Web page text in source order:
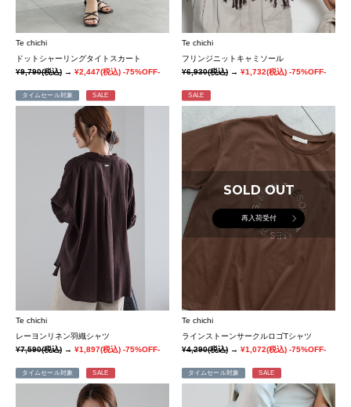
Te chichi
ドットシャーリングタイトスカート
¥9,790(税込) → ¥2,447(税込) -75%OFF-
Te chichi
フリンジニットキャミソール
¥6,930(税込)→¥1,732(税込) -75%OFF-
タイムセール対象 SALE
Te chichi
レーヨンリネン羽織シャツ
¥7,590(税込) → ¥1,897(税込) -75%OFF-
SALE
SOLD OUT
再入荷受付
Te chichi
ラインストーンサークルロゴTシャツ
¥4,290(税込)→¥1,072(税込) -75%OFF-
タイムセール対象 SALE タイムセール対象 SALE